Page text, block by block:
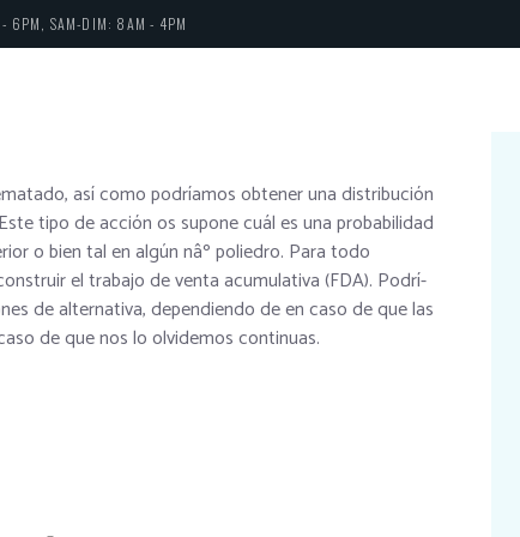
6PM, SAM-DIM: 8AM - 4PM
así­ como podrí­amos obtener una distribución
tipo de acción os supone cuál es una probabilidad
o bien tal en algún nâº poliedro. Para todo
el trabajo de venta acumulativa (FDA). Podrí­
de alternativa, dependiendo de en caso de que las
de que nos lo olvidemos continuas.